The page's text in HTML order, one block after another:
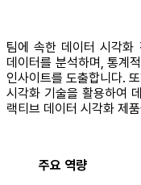
팀에 속한 데이터 시각
데이터를 분석하며, 통계
인사이트를 도출합니다.
시각화 기술을 활용하여
랙티브 데이터 시각화 제
주요 역량